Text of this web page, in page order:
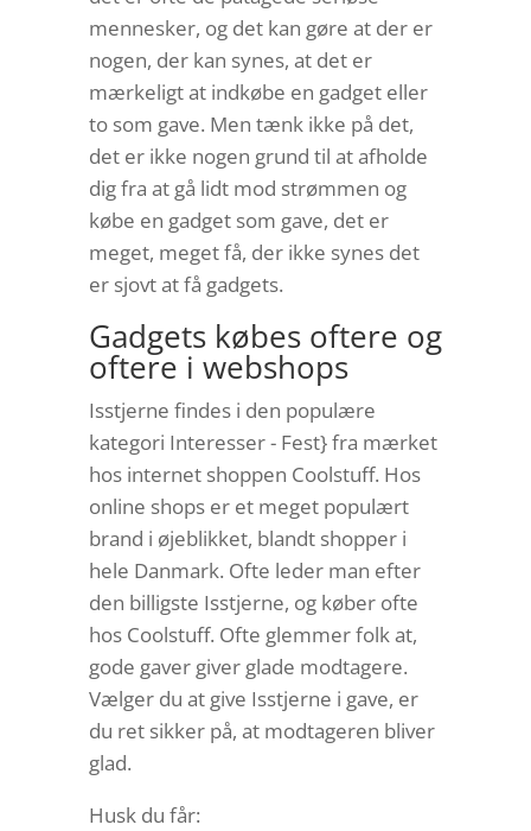
mennesker, og det kan gøre at der er
nogen, der kan synes, at det er
mærkeligt at indkøbe en gadget eller
to som gave. Men tænk ikke på det,
det er ikke nogen grund til at afholde
dig fra at gå lidt mod strømmen og
købe en gadget som gave, det er
meget, meget få, der ikke synes det
er sjovt at få gadgets.
Gadgets købes oftere og
oftere i webshops
Isstjerne findes i den populære
kategori Interesser - Fest} fra mærket
hos internet shoppen Coolstuff. Hos
online shops er et meget populært
brand i øjeblikket, blandt shopper i
hele Danmark. Ofte leder man efter
den billigste Isstjerne, og køber ofte
hos Coolstuff. Ofte glemmer folk at,
gode gaver giver glade modtagere.
Vælger du at give Isstjerne i gave, er
du ret sikker på, at modtageren bliver
glad.
Husk du får: